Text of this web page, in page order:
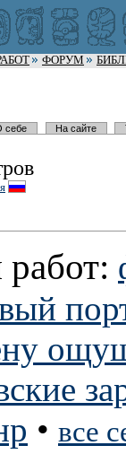
ФОРУМ
себе На сайте
• все